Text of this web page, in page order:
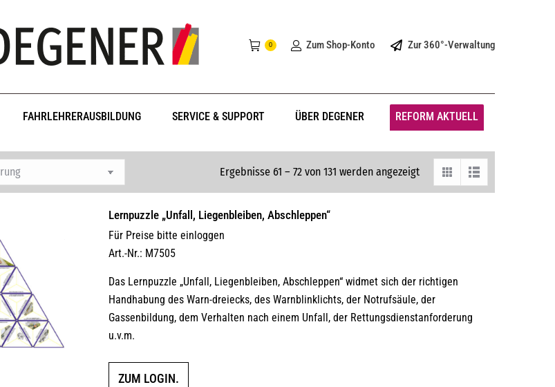
0 Zum Shop-Konto Zur 360°-Verwaltung
FAHRLEHRERAUSBILDUNG SERVICE & SUPPORT ÜBER DEGENER REFORM AKTUELL
Ergebnisse 61 – 72 von 131 werden angezeigt
Lernpuzzle „Unfall, Liegenbleiben, Abschleppen“
Für Preise bitte einloggen
Art.-Nr.: M7505
Das Lernpuzzle „Unfall, Liegenbleiben, Abschleppen“ widmet sich der richtigen
Handhabung des Warn-dreiecks, des Warnblinklichts, der Notrufsäule, der
Gassenbildung, dem Verhalten nach einem Unfall, der Rettungsdienstanforderung
u.v.m.
ZUM LOGIN.